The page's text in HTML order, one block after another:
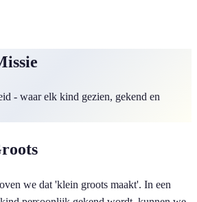
- waar elk kind gezien, gekend en
we dat 'klein groots maakt'. In een